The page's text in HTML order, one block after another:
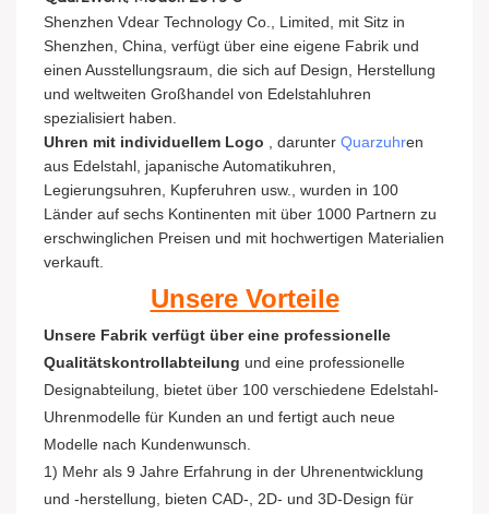
Shenzhen Vdear Technology Co., Limited, mit Sitz in
Shenzhen, China, verfügt über eine eigene Fabrik und
einen Ausstellungsraum, die sich auf Design, Herstellung
und weltweiten Großhandel von Edelstahluhren
spezialisiert haben.
Uhren mit individuellem Logo , darunter Quarzuhren
aus Edelstahl, japanische Automatikuhren,
Legierungsuhren, Kupferuhren usw., wurden in 100
Länder auf sechs Kontinenten mit über 1000 Partnern zu
erschwinglichen Preisen und mit hochwertigen Materialien
verkauft.
Unsere Vorteile
Unsere Fabrik verfügt über eine professionelle
Qualitätskontrollabteilung und eine professionelle
Designabteilung, bietet über 100 verschiedene Edelstahl-
Uhrenmodelle für Kunden an und fertigt auch neue
Modelle nach Kundenwunsch.
1) Mehr als 9 Jahre Erfahrung in der Uhrenentwicklung
und -herstellung, bieten CAD-, 2D- und 3D-Design für